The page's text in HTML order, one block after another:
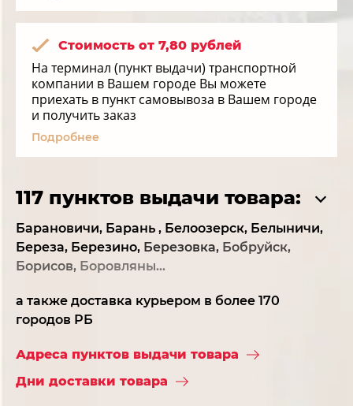
Стоимость от 7,80 рублей
На терминал (пункт выдачи) транспортной
компании в Вашем городе Вы можете
приехать в пункт самовывоза в Вашем городе
и получить заказ
Подробнее
117 пунктов выдачи товара:
Барановичи, Барань , Белоозерск, Белыничи,
Береза, Березино, Березовка, Бобруйск,
Борисов, Боровляны...
а также доставка курьером в более 170
городов РБ
Адреса пунктов выдачи товара
Дни доставки товара